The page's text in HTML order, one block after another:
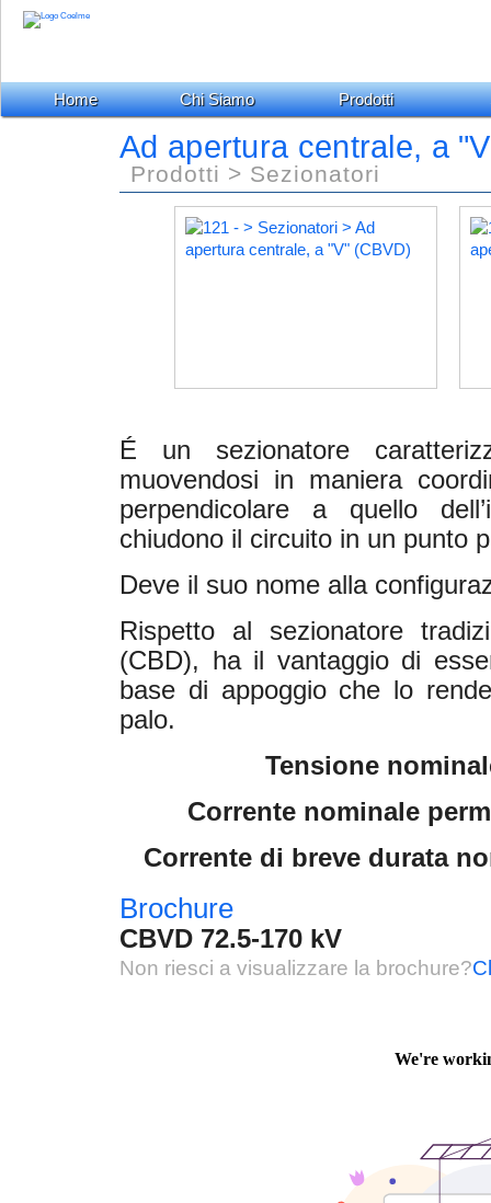
Home Chi Siamo Prodotti
Ad apertura centrale, a
Prodotti > Sezionatori
É un sezionatore
muovendosi in maniera
perpendicolare a quello
chiudono il circuito in un punto
Deve il suo nome alla
Rispetto al sezionatore
(CBD), ha il vantaggio di
base di appoggio che lo
palo.
Tensione
Corrente nominale
Corrente di breve durata
Brochure
CBVD 72.5-170 kV
Non riesci a visualizzare la brochure?